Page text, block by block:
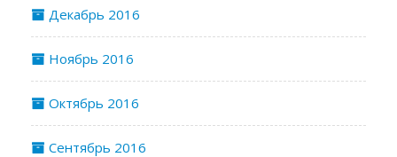
Декабрь 2016
Ноябрь 2016
Октябрь 2016
Сентябрь 2016